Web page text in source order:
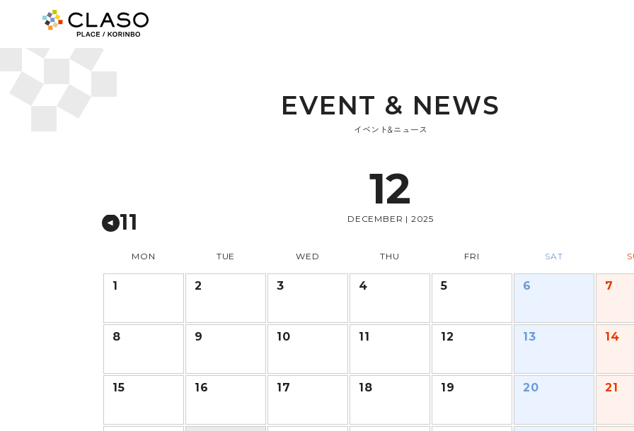
EVENT & NEWS
イベント&ニュース
12
DECEMBER | 2025
11
MON TUE WED THU FRI SAT
1 2 3 4 5 6 7
8 9 10 11 12 13 14
15 16 17 18 19 20 21